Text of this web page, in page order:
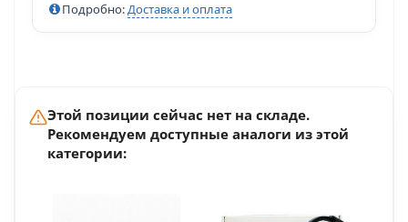
Подробно:Доставка и оплата
Этой позиции сейчас нет на складе.
Рекомендуем доступные аналоги из этой
категории: